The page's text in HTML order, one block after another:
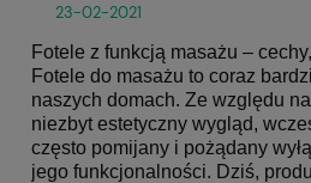
23-02-2021
Fotele z funkcją masażu –
Fotele do masażu to coraz
naszych domach. Ze względu
niezbyt estetyczny wygląd,
często pomijany i pożądany
jego funkcjonalności. Dziś,